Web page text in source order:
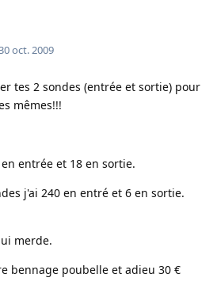
oct. 2009
tes 2 sondes (entrée et sortie) pour
mêmes!!!
entrée et 18 en sortie.
j'ai 240 en entré et 6 en sortie.
merde.
bennage poubelle et adieu 30 €